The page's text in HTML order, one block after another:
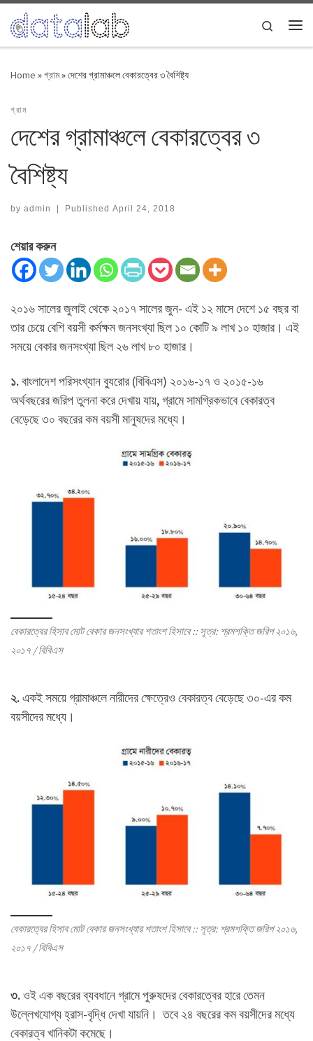
Skip to content
Search
Home »গ্রাম»দেশের গ্রামাঞ্চলে বেকারত্বের ৩ বৈশিষ্ট্য
গ্রাম
দেশের গ্রামাঞ্চলে বেকারত্বের ৩
বৈশিষ্ট্য
by admin | Published April 24, 2018
শেয়ার করুন
২০১৬ সালের জুলাই থেকে ২০১৭ সালের জুন- এই ১২ মাসে দেশে ১৫ বছর বা
তার চেয়ে বেশি বয়সী কর্মক্ষম জনসংখ্যা ছিল ১০ কোটি ৯ লাখ ১০ হাজার। এই
সময়ে বেকার জনসংখ্যা ছিল ২৬ লাখ ৮০ হাজার।
১.বাংলাদেশ পরিসংখ্যান ব্যুরোর (বিবিএস) ২০১৬-১৭ ও ২০১৫-১৬
অর্থবছরের জরিপ তুলনা করে দেখায় যায়, গ্রামে সামগ্রিকভাবে বেকারত্ব
বেড়েছে ৩০ বছরের কম বয়সী মানুষদের মধ্যে।
বেকারত্বের হিসাব মোট বেকার জনসংখ্যার শতাংশ হিসাবে :: সূত্র: শ্রমশক্তি জরিপ ২০১৬,
২০১৭ / বিবিএস
২.একই সময়ে গ্রামাঞ্চলে নারীদের ক্ষেত্রেও বেকারত্ব বেড়েছে ৩০-এর কম
বয়সীদের মধ্যে।
বেকারত্বের হিসাব মোট বেকার জনসংখ্যার শতাংশ হিসাবে :: সূত্র: শ্রমশক্তি জরিপ ২০১৬,
২০১৭ / বিবিএস
৩.ওই এক বছরের ব্যবধানে গ্রামে পুরুষদের বেকারত্বের হারে তেমন
উল্লেখযোগ্য হ্রাস-বৃদ্ধি দেখা যায়নি। তবে ২৪ বছরের কম বয়সীদের মধ্যে
বেকারত্ব খানিকটা কমেছে।